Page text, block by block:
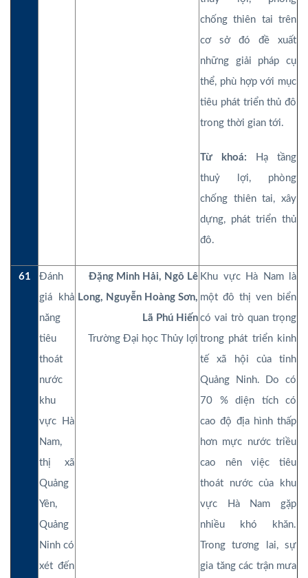
chống thiên tai trên
cơ sở đó đề xuất
những giải pháp cụ
thể, phù hợp với mục
tiêu phát triển thủ đô
trong thời gian tới.
Từ khoá: Hạ tầng
thuỷ lợi, phòng
chống thiên tai, xây
dựng, phát triển thủ
đô.
61
Đánh
giá khả
năng
tiêu
thoát
nước
khu
vực Hà
Nam,
thị xã
Quảng
Yên,
Quảng
Ninh có
xét đến
Đặng Minh Hải, Ngô Lê
Long, Nguyễn Hoàng Sơn,
Lã Phú Hiến
Trường Đại học Thủy lợi
Khu vực Hà Nam là
một đô thị ven biển
có vai trò quan trọng
trong phát triển kinh
tế xã hội của tỉnh
Quảng Ninh. Do có
70 % diện tích có
cao độ địa hình thấp
hơn mực nước triều
cao nên việc tiêu
thoát nước của khu
vực Hà Nam gặp
nhiều khó khăn.
Trong tương lai, sự
gia tăng các trận mưa